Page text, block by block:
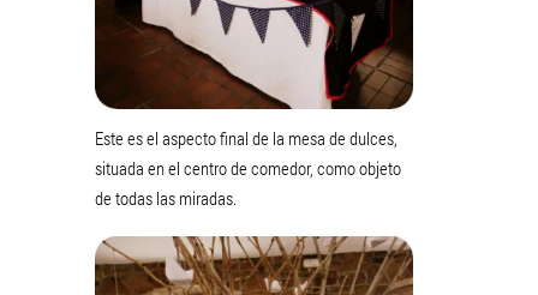
Este es el aspecto final de la mesa de dulces,
situada en el centro de comedor, como objeto
de todas las miradas.